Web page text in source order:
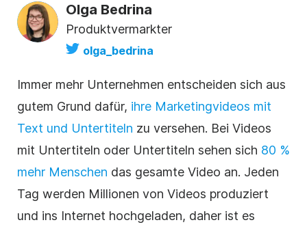
Olga Bedrina
Produktvermarkter
olga_bedrina
Immer mehr Unternehmen entscheiden sich aus
gutem Grund dafür, ihre Marketingvideos mit
Text und Untertiteln zu versehen. Bei Videos
mit Untertiteln oder Untertiteln sehen sich 80 %
mehr Menschen das gesamte Video an. Jeden
Tag werden Millionen von Videos produziert
und ins Internet hochgeladen, daher ist es